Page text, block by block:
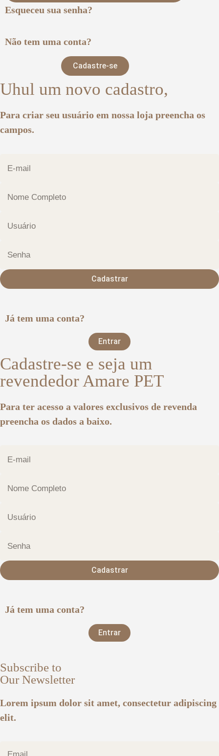
Esqueceu sua senha?
Não tem uma conta?
Cadastre-se
Uhul um novo cadastro,
Para criar seu usuário em nossa loja preencha os
campos.
Cadastrar
Já tem uma conta?
Entrar
Cadastre-se e seja um
revendedor Amare PET
Para ter acesso a valores exclusivos de revenda
preencha os dados a baixo.
Cadastrar
Já tem uma conta?
Entrar
Subscribe to
Our Newsletter
Lorem ipsum dolor sit amet, consectetur adipiscing
elit.